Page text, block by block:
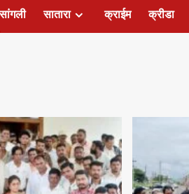
सांगली सातारा क्राईम क्रीडा